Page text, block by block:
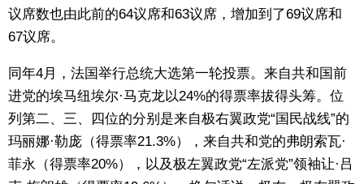
议席数也由此前的64议席和63议席，增加到了69议席和
67议席。
同年4月，法国举行总统大选第一轮投票。来自共和国前
进党的埃马纽埃尔·马克龙以24%的得票率拔得头筹。位
列第二、三、四位的分别是来自极右翼政党“国民战线”的
玛丽娜·勒庞（得票率21.3%），来自共和党的弗朗索瓦·
菲永（得票率20%），以及极左翼政党“左派党”领袖让·吕